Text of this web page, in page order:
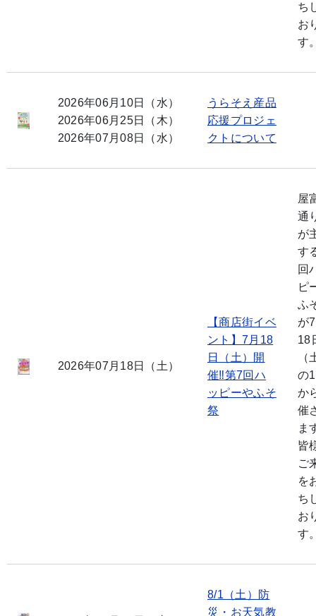
ち
お
す
2026年06月10日（水）
2026年06月25日（木）
2026年07月08日（水）
うらそえ産品
応援プロジェ
クトについて
2026年07月18日（土）
【商店街イベ
ント】7月18
日（土）開
催‼第7回ハ
ッピーやふそ
祭
屋
通
が
す
回
ピ
ふ
が
18
（
の
か
催
ま
皆
ご
を
ち
お
す
8/1（土）防
災・お天気教